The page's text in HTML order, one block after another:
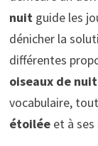
nuitguide les
dénicher la
différentes
oiseaux de nuit
vocabulaire,
étoiléeet à ses